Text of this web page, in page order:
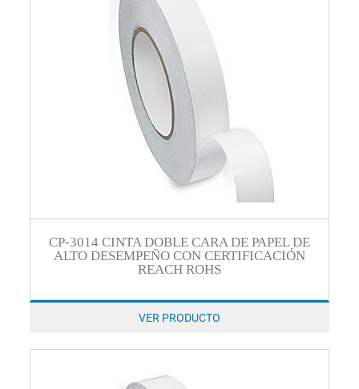
CP-3014 CINTA DOBLE CARA DE PAPEL DE
ALTO DESEMPEÑO CON CERTIFICACIÓN
REACH ROHS
VER PRODUCTO